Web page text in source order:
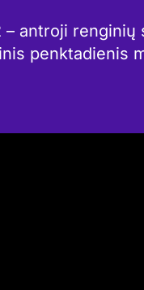
– antroji
penktadienis